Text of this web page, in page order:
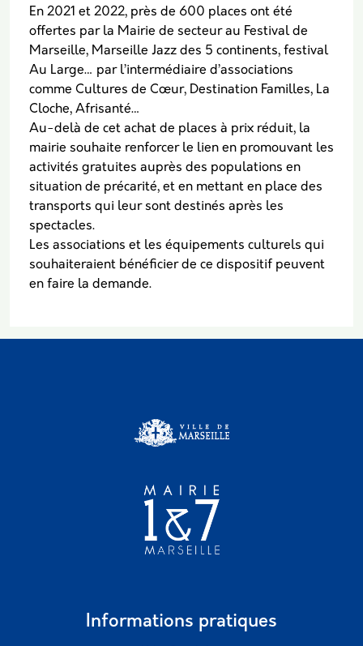
En 2021 et 2022, près de 600 places ont été
offertes par la Mairie de secteur au Festival de
Marseille, Marseille Jazz des 5 continents, festival
Au Large… par l’intermédiaire d’associations
comme Cultures de Cœur, Destination Familles, La
Cloche, Afrisanté…
Au-delà de cet achat de places à prix réduit, la
mairie souhaite renforcer le lien en promouvant les
activités gratuites auprès des populations en
situation de précarité, et en mettant en place des
transports qui leur sont destinés après les
spectacles.
Les associations et les équipements culturels qui
souhaiteraient bénéficier de ce dispositif peuvent
en faire la demande.
Informations pratiques